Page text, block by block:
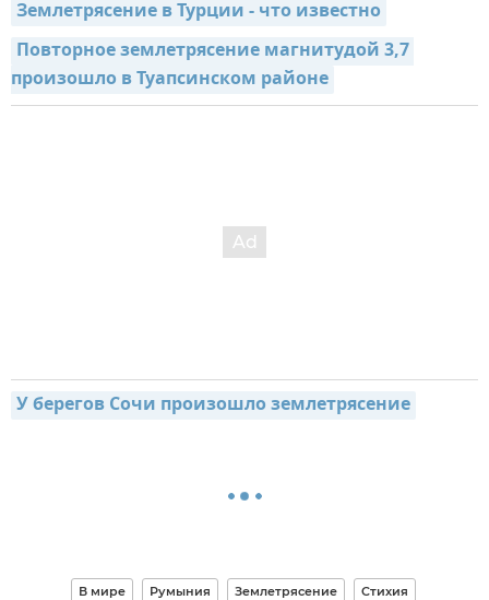
Землетрясение в Турции - что известно
Повторное землетрясение магнитудой 3,7
произошло в Туапсинском районе
У берегов Сочи произошло землетрясение
В мире Румыния Землетрясение Стихия